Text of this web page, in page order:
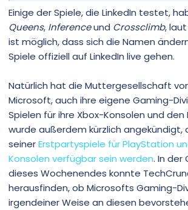
Einige der Spiele, die LinkedIn testet,
Queens, Inferenceund Crossclimb,
ist möglich, dass sich die Namen
Spiele offiziell auf LinkedIn live gehen.
Natürlich hat die Muttergesellschaft
Microsoft, auch ihre eigene Gaming-
Spielen für ihre Xbox-Konsolen und den
wurde außerdem kürzlich angekündigt,
seinerErstpartyspiele für PlayStation
Konsolen verfügbar sein werden. In der
dieses Wochenendes konnte
herausfinden, ob Microsofts Gaming-
irgendeiner Weise an diesen